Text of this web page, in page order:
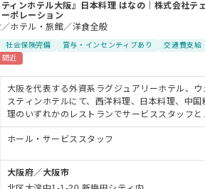
ティンホテル大阪』日本料理 はなの
株式会社テ
ポレーション
ホテル・旅館／洋食全般
社会保険完備 賞与・インセンティブあり
交通費支給
間近
大阪を代表する外資系ラグジュアリーホテル、ウ
スティンホテルにて、西洋料理、日本料理、中国
理のいずれかのレストランでサービススタッフと
て活躍しませんか？ 1993年にウェスティンブラ
ド日本第一号として開業した当ホテルで、お客様
お客様のご案内、オーダー、料理やドリンクの提
供、テーブルセッティング、会計など、レストラン
ホール・サービススタッフ
大阪府／ 大阪市